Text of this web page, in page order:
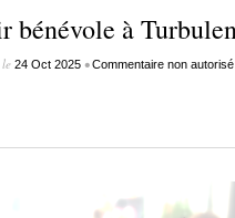
bénévole à
24 Oct 2025 •Commentaire non autorisé